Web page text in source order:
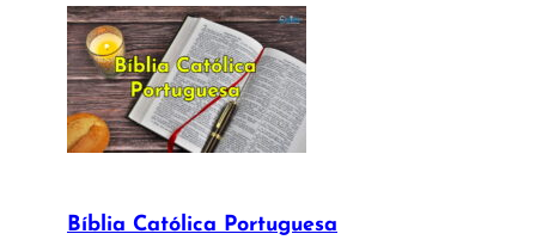
Bíblia Católica Portuguesa